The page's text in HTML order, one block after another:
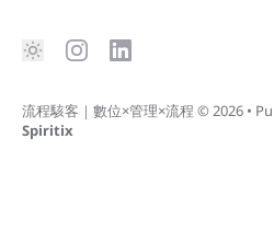
流程駭客｜數位×管理×流程 © 2026 •
Spiritix